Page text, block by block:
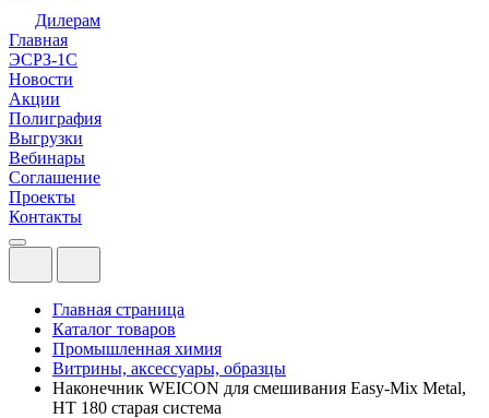
Дилерам
Главная
ЭСРЗ-1С
Новости
Акции
Полиграфия
Выгрузки
Вебинары
Соглашение
Проекты
Контакты
Главная страница
Каталог товаров
Промышленная химия
Витрины, аксессуары, образцы
Наконечник WEICON для смешивания Easy-Mix Metal,
HT 180 старая система